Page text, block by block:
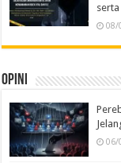
08/
Opini
06/